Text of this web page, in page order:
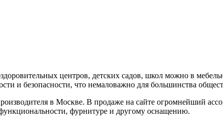
центров, детских садов, школ можно в
и безопасности, что немаловажно для большинства
в Москве. В продаже на сайте огромнейший
фурнитуре и другому оснащению.